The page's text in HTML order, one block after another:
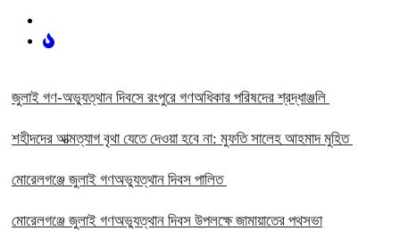
‎জুলাই গণ-অভ্যুত্থান দিবসে রংপুরে গণঅধিকার পরিষদের শ্রদ্ধাঞ্জলি ‎
‎শহীদদের আত্মত্যাগ বৃথা যেতে দেওয়া হবে না: মুফতি সালেহ আহমাদ মুহিত ‎
মোরেলগঞ্জে জুলাই গণঅভ্যুত্থান দিবস পালিত
মোরেলগঞ্জে জুলাই গণঅভ্যুত্থান দিবস উপলক্ষে জামায়াতের পথসভা